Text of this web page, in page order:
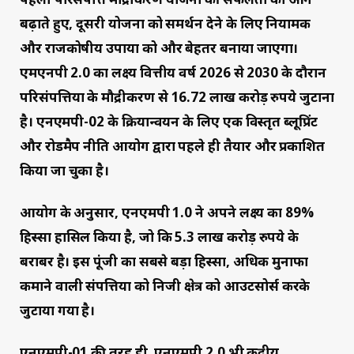
बढ़ाते हुए, दूसरी योजना को समर्थन देने के लिए नियामक
और राजकोषीय उपायों को और बेहतर बनाया जाएगा।
एमएनपी 2.0 का लक्ष्य वित्तीय वर्ष 2026 से 2030 के दौरान
परिसंपत्तियों के मौद्रीकरण से 16.72 लाख करोड़ रुपये जुटाना
है। एनएमपी-02 के क्रियान्वयन के लिए एक विस्तृत ब्लूप्रिंट
और रोडमैप नीति आयोग द्वारा पहले ही तैयार और प्रकाशित
किया जा चुका है।
आयोग के अनुसार, एनएमपी 1.0 ने अपने लक्ष्य का 89%
हिस्सा हासिल किया है, जो कि 5.3 लाख करोड़ रुपये के
बराबर है। इस पूंजी का सबसे बड़ा हिस्सा, अधिक मुनाफा
कमाने वाली संपत्तियों को निजी क्षेत्र को आउटसोर्स करके
जुटाया गया है।